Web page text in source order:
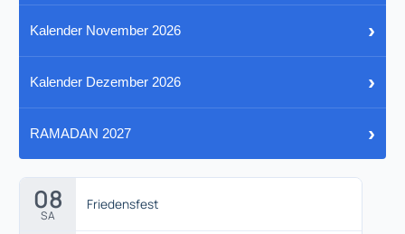
Kalender November 2026 ›
Kalender Dezember 2026 ›
RAMADAN 2027 ›
08
SA
Friedensfest